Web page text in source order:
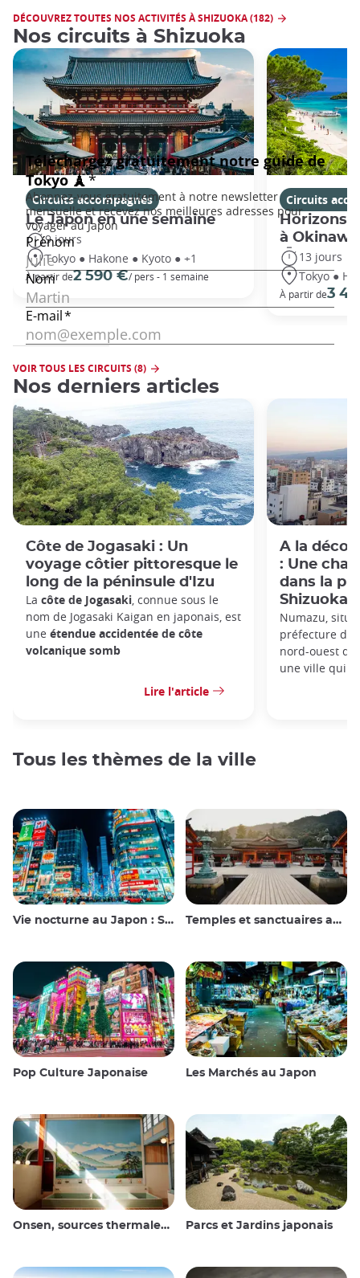
DÉCOUVREZ TOUTES NOS ACTIVITÉS À SHIZUOKA (182)
Nos circuits à Shizuoka
Circuits accompagnés
Le Japon en une semaine
9 jours
Tokyo ● Hakone ● Kyoto ● +1
À partir de2 590 €/ pers - 1 semaine
Circuits
Horizons
à Okinawa
13 jours
Tokyo ●
À partir de3
VOIR TOUS LES CIRCUITS (8)
Nos derniers articles
Côte de Jogasaki : Un
voyage côtier pittoresque le
long de la péninsule d'Izu
La côte de Jogasaki, connue sous le
nom de Jogasaki Kaigan en japonais, est
une étendue accidentée de côte
volcanique somb
Lire l'article
A la
: Une
dans la
Shizuoka
Numazu,
préfecture de
nord-ouest
une ville qui
Tous les thèmes de la ville
Vie nocturne au Japon : Sortir, voir et boire Temples et sanctuaires au Japon
Pop Culture Japonaise Les Marchés au Japon
Onsen, sources thermales et bains publics Parcs et Jardins japonais